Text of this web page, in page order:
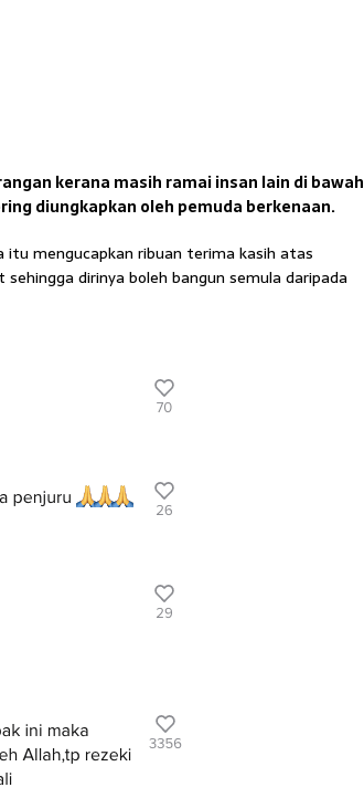
kerana masih ramai insan lain di bawah
diungkapkan oleh pemuda berkenaan.
mengucapkan ribuan terima kasih atas
dirinya boleh bangun semula daripada